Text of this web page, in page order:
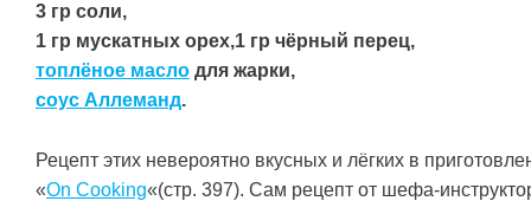
3 гр соли,
1 гр мускатных орех,1 гр чёрный перец,
топлёное масло для жарки,
соус Аллеманд.
Рецепт этих невероятно вкусных и лёгких в
«On Cooking«(стр. 397). Сам рецепт от шефа-